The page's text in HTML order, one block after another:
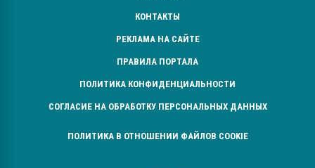
КОНТАКТЫ
РЕКЛАМА НА САЙТЕ
ПРАВИЛА ПОРТАЛА
ПОЛИТИКА КОНФИДЕНЦИАЛЬНОСТИ
СОГЛАСИЕ НА ОБРАБОТКУ ПЕРСОНАЛЬНЫХ ДАННЫХ
ПОЛИТИКА В ОТНОШЕНИИ ФАЙЛОВ COOKIE